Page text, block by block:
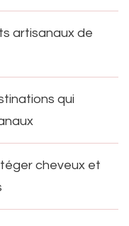
artisanaux de
qui
cheveux et